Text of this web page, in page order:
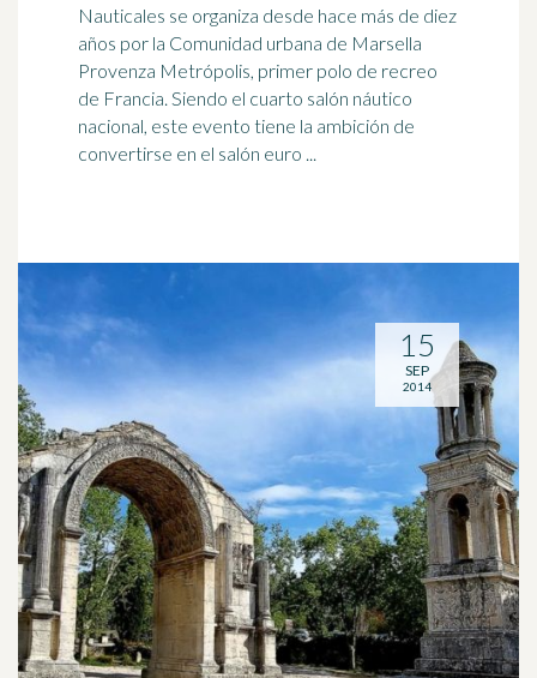
Nauticales se organiza desde hace más de diez
años por la Comunidad urbana de Marsella
Provenza Metrópolis, primer polo de recreo
de Francia. Siendo el cuarto salón náutico
nacional, este evento tiene la ambición de
convertirse en el salón euro ...
15
SEP
2014